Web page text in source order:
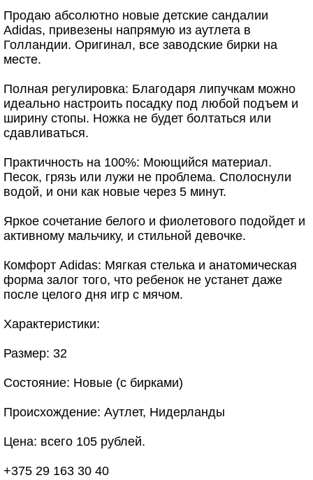
Продаю абсолютно новые детские сандалии
Adidas, привезены напрямую из аутлета в
Голландии. Оригинал, все заводские бирки на
месте.
Полная регулировка: Благодаря липучкам можно
идеально настроить посадку под любой подъем и
ширину стопы. Ножка не будет болтаться или
сдавливаться.
Практичность на 100%: Моющийся материал.
Песок, грязь или лужи не проблема. Сполоснули
водой, и они как новые через 5 минут.
Яркое сочетание белого и фиолетового подойдет и
активному мальчику, и стильной девочке.
Комфорт Adidas: Мягкая стелька и анатомическая
форма залог того, что ребенок не устанет даже
после целого дня игр с мячом.
Характеристики:
Размер: 32
Состояние: Новые (с бирками)
Происхождение: Аутлет, Нидерланды
Цена: всего 105 рублей.
+375 29 163 30 40